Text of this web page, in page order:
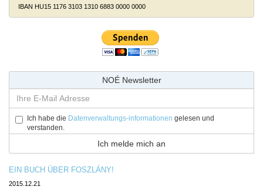
IBAN HU15 1176 3103 1310 6883 0000 0000
NOÉ Newsletter
Ich habe die Datenverwaltungs-informationen gelesen und
verstanden.
EIN BUCH ÜBER FOSZLÁNY!
2015.12.21